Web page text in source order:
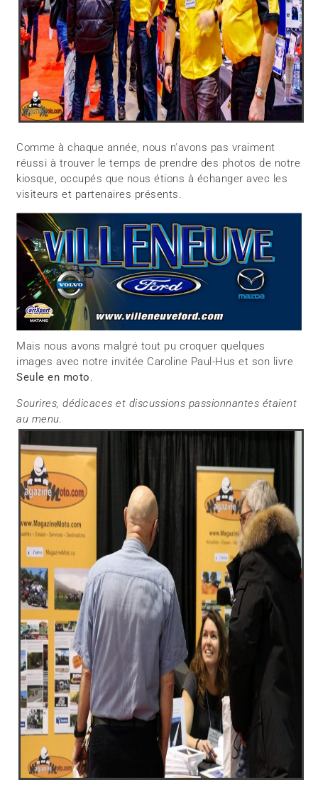
Comme à chaque année, nous n'avons pas vraiment
réussi à trouver le temps de prendre des photos de notre
kiosque, occupés que nous étions à échanger avec les
visiteurs et partenaires présents.
Mais nous avons malgré tout pu croquer quelques
images avec notre invitée Caroline Paul-Hus et son livre
Seule en moto.
Sourires, dédicaces et discussions passionnantes étaient
au menu.